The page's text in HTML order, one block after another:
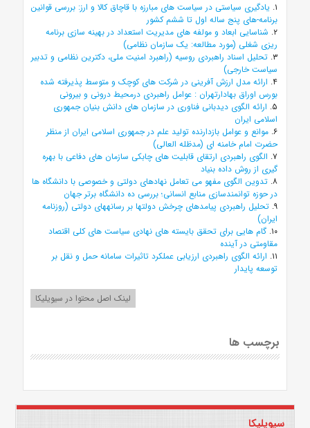
۱. یادگیری سیاستی در سیاست های مبارزه با قاچاق کالا و ارز: بررسی قوانین
برنامه-های پنج ساله اول تا ششم کشور
۲. شناسایی ابعاد و مولفه های مدیریت استعداد در بهینه سازی برنامه
ریزی شغلی (مورد مطالعه: یک سازمان نظامی)
۳. تحلیل اسناد راهبردی روسیه (راهبرد امنیت ملی، دکترین نظامی و تدبیر
سیاست خارجی)
۴. ارائه مدل ارزش آفرینی در شرکت های کوچک و متوسط پذیرفته شده
بورس اوراق بهادارتهران : عوامل راهبردی درمحیط درونی و بیرونی
۵. ارائه الگوی دیدبانی فناوری در سازمان های دانش بنیان جمهوری
اسلامی ایران
۶. موانع و عوامل بازدارنده تولید علم در جمهوری اسلامی ایران از منظر
حضرت امام خامنه ای (مدظله العالی)
۷. الگوی راهبردی ارتقای قابلیت های چابکی سازمان های دفاعی با بهره
گیری از روش داده بنیاد
۸. تدوین الگوی مفهو می تعامل نهادهای دولتی و خصوصی با دانشگاه ها
در حوزه توانمندسازی منابع انسانی؛ بررسی ده دانشگاه برتر جهان
۹. تحلیل راهبردی پیامدهای چرخش دولتها بر رسانههای دولتی (روزنامه
ایران)
۱۰. گام هایی برای تحقق بایسته های نهادی سیاست های کلی اقتصاد
مقاومتی در آینده
۱۱. ارائه الگوی راهبردی ارزیابی عملکرد تاثیرات سامانه حمل و نقل بر
توسعه پایدار
لینک اصل محتوا در سیویلیکا
برچسب ها
سیویلیکا